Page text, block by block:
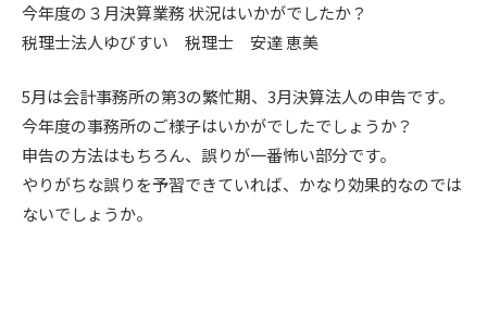
今年度の３月決算業務 状況はいかがでしたか？
税理士法人ゆびすい 税理士 安達 恵美
5月は会計事務所の第3の繁忙期、3月決算法人の申告です。
今年度の事務所のご様子はいかがでしたでしょうか？
申告の方法はもちろん、誤りが一番怖い部分です。
やりがちな誤りを予習できていれば、かなり効果的なのでは
ないでしょうか。